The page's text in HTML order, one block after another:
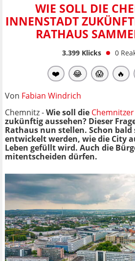
WIE SOLL DIE
INNENSTADT
RATHAUS
3.399Klicks 0
❤️ 😂 😱 🔥
Von Fabian Windrich
Chemnitz -Wie soll die
zukünftig aussehen? Dieser
Rathaus nun stellen. Schon
entwickelt werden, wie die City
Leben gefüllt wird. Auch die
mitentscheiden dürfen.